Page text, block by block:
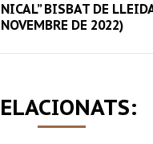
Next
BISBAT DE
NOVEMBRE DE 2022)